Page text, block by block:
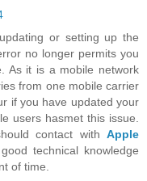
or setting up the
no longer permits you
As it is a mobile network
from one mobile carrier
if you have updated your
users hasmet this issue.
contact with Apple
technical knowledge
of time.